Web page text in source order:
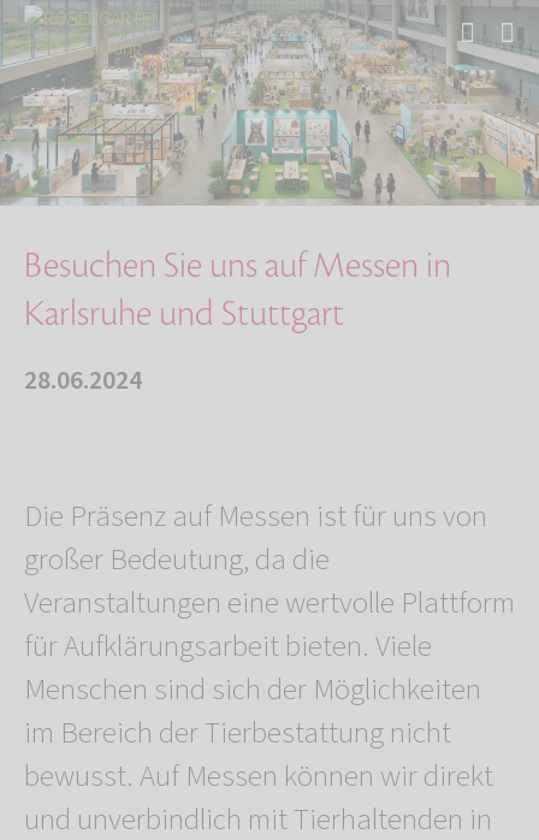
Start Über uns
Aktuelles
Besuchen Sie uns auf Messen in Karlsruhe und …
Besuchen Sie uns auf Messen in
Karlsruhe und Stuttgart
28.06.2024
Die Präsenz auf Messen ist für uns von
großer Bedeutung, da die
Veranstaltungen eine wertvolle Plattform
für Aufklärungsarbeit bieten. Viele
Menschen sind sich der Möglichkeiten
im Bereich der Tierbestattung nicht
bewusst. Auf Messen können wir direkt
und unverbindlich mit Tierhaltenden in